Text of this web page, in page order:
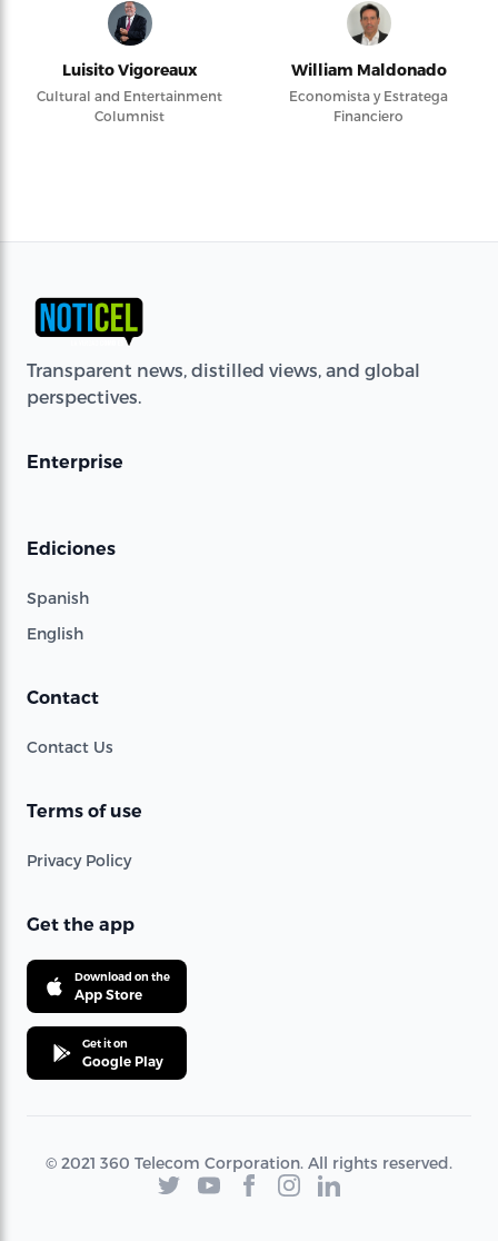
Luisito Vigoreaux
Cultural and Entertainment
Columnist
William Maldonado
Economista y Estratega
Financiero
Transparent news, distilled views, and global
perspectives.
Enterprise
Ediciones
Spanish
English
Contact
Contact Us
Terms of use
Privacy Policy
Get the app
Download on the
App Store
Get it on
Google Play
© 2021 360 Telecom Corporation. All rights reserved.